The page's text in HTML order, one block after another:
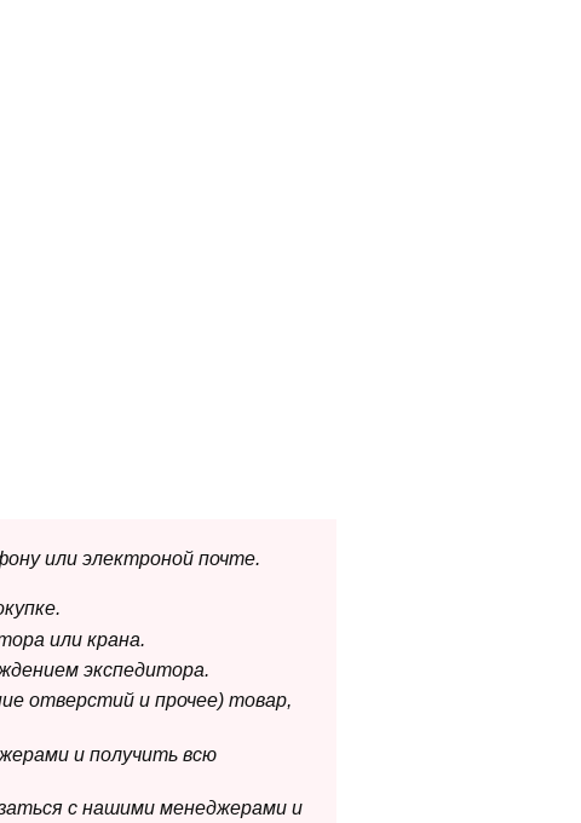
или электроной почте.
или крана.
экспедитора.
отверстий и прочее) товар,
и получить всю
с нашими менеджерами и